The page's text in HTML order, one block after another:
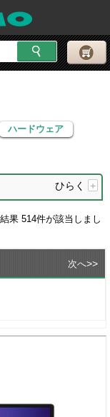
ハードウェア
ハードウェア
ひらく +
果 514件が該当しまし
次へ>>